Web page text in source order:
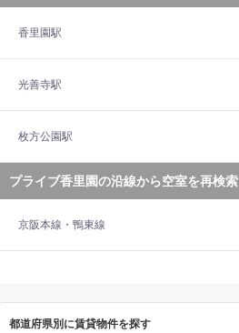
香里園駅
光善寺駅
枚方公園駅
プライブ香里園の沿線から空室を再検索
京阪本線・鴨東線
都道府県別に賃貸物件を探す